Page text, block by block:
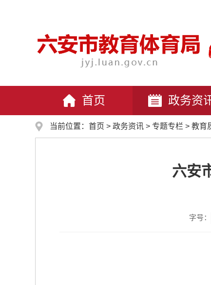
首页 政务资
当前位置： 首页 > 政务资讯 > 专题专栏 > 教育
六安
字号：